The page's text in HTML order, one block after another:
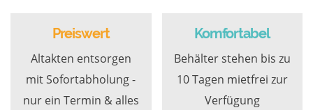
Preiswert
Altakten entsorgen
mit Sofortabholung -
nur ein Termin & alles
Komfortabel
Behälter stehen bis zu
10 Tagen mietfrei zur
Verfügung